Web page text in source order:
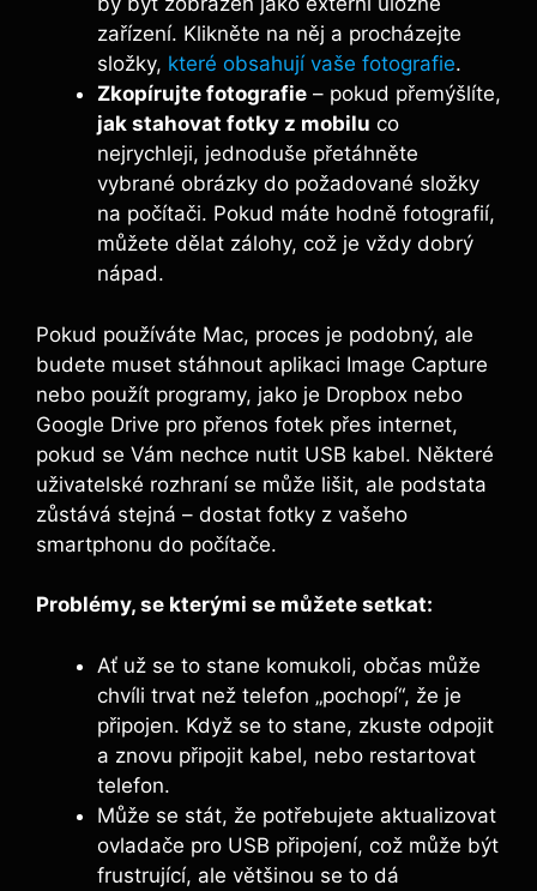
zařízení. Klikněte na něj a procházejte
složky, které obsahují vaše fotografie.
Zkopírujte fotografie – pokud přemýšlíte,
jak stahovat fotky z mobilu co
nejrychleji, jednoduše přetáhněte
vybrané obrázky do požadované složky
na počítači. Pokud máte hodně fotografií,
můžete dělat zálohy, což je vždy dobrý
nápad.
Pokud používáte Mac, proces je podobný, ale
budete muset stáhnout aplikaci Image Capture
nebo použít programy, jako je Dropbox nebo
Google Drive pro přenos fotek přes internet,
pokud se Vám nechce nutit USB kabel. Některé
uživatelské rozhraní se může lišit, ale podstata
zůstává stejná – dostat fotky z vašeho
smartphonu do počítače.
Problémy, se kterými se můžete setkat:
Ať už se to stane komukoli, občas může
chvíli trvat než telefon „pochopí“, že je
připojen. Když se to stane, zkuste odpojit
a znovu připojit kabel, nebo restartovat
telefon.
Může se stát, že potřebujete aktualizovat
ovladače pro USB připojení, což může být
frustrující, ale většinou se to dá